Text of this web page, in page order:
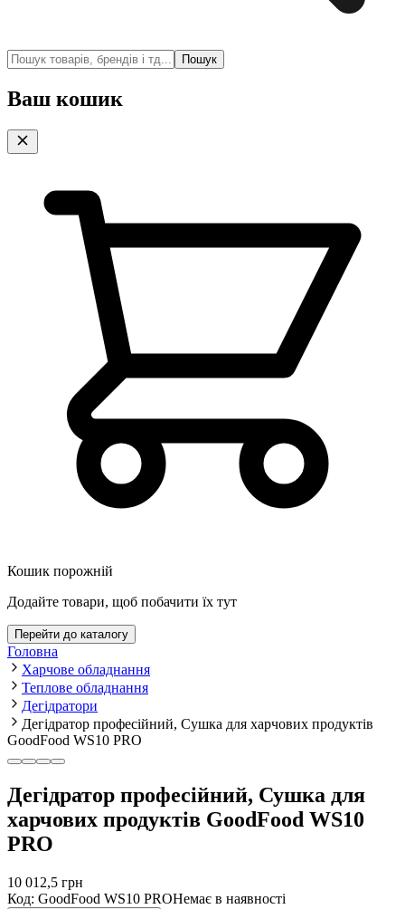
Пошук
Ваш кошик
Кошик порожній
Додайте товари, щоб побачити їх тут
Перейти до каталогу
Головна
Харчове обладнання
Теплове обладнання
Дегідратори
Дегідратор професійний, Сушка для харчових продуктів
GoodFood WS10 PRO
Дегідратор професійний, Сушка для
харчових продуктів GoodFood WS10
PRO
10 012,5 грн
Код: GoodFood WS10 PROНемає в наявності